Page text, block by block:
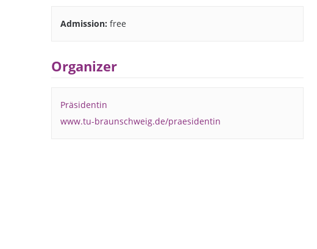
Admission: free
Organizer
Präsidentin
www.tu-braunschweig.de/praesidentin